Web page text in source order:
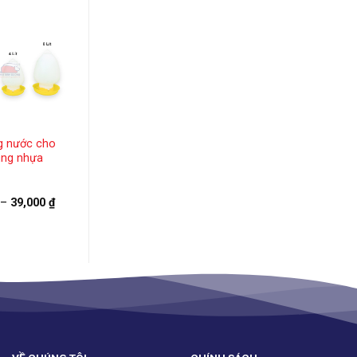
nước cho
nhựa
– 39,000 ₫Khoảng
giá: